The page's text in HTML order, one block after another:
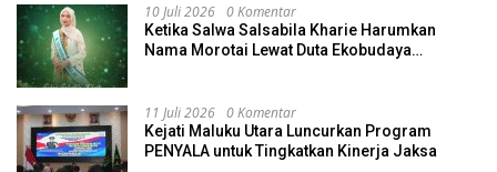
10 Juli 2026 0 Komentar
Ketika Salwa Salsabila Kharie Harumkan
Nama Morotai Lewat Duta Ekobudaya
11 Juli 2026 0 Komentar
Kejati Maluku Utara Luncurkan Program
PENYALA untuk Tingkatkan Kinerja Jaksa